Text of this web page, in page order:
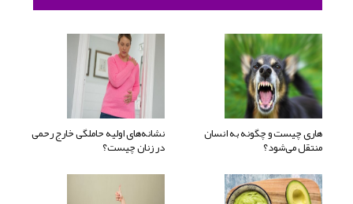
هاری چیست و چگونه به انسان
منتقل می‌شود؟
نشانه‌های اولیه حاملگی خارج رحمی
در زنان چیست؟